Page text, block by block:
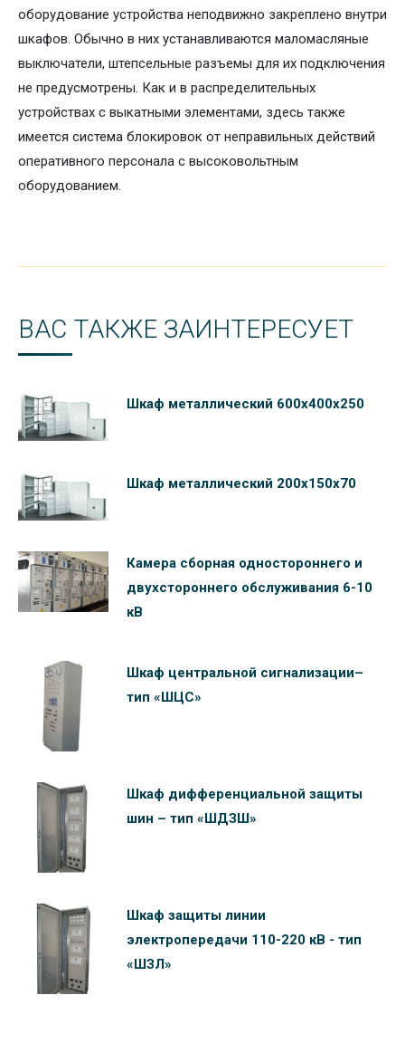
оборудование устройства неподвижно закреплено внутри
шкафов. Обычно в них устанавливаются маломасляные
выключатели, штепсельные разъемы для их подключения
не предусмотрены. Как и в распределительных
устройствах с выкатными элементами, здесь также
имеется система блокировок от неправильных действий
оперативного персонала с высоковольтным
оборудованием.
ВАС ТАКЖЕ ЗАИНТЕРЕСУЕТ
Шкаф металлический 600х400х250
Шкаф металлический 200х150х70
Камера сборная одностороннего и
двухстороннего обслуживания 6-10
кВ
Шкаф центральной сигнализации–
тип «ШЦС»
Шкаф дифференциальной защиты
шин – тип «ШДЗШ»
Шкаф защиты линии
электропередачи 110-220 кВ - тип
«ШЗЛ»